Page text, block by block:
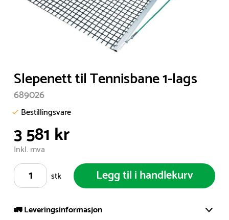
Item
1
of
1
Slepenett til Tennisbane 1-lags
689026
Bestillingsvare
3 581 kr
Inkl. mva
stk
Legg til i handlekurv
🚛 Leveringsinformasjon